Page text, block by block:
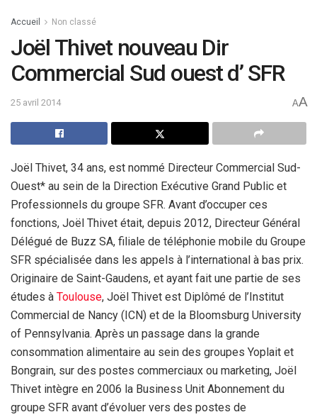
Accueil Non classé
Joël Thivet nouveau Dir
Commercial Sud ouest d’ SFR
25 avril 2014 AA
Joël Thivet, 34 ans, est nommé Directeur Commercial Sud-
Ouest* au sein de la Direction Exécutive Grand Public et
Professionnels du groupe SFR. Avant d’occuper ces
fonctions, Joël Thivet était, depuis 2012, Directeur Général
Délégué de Buzz SA, filiale de téléphonie mobile du Groupe
SFR spécialisée dans les appels à l’international à bas prix.
Originaire de Saint-Gaudens, et ayant fait une partie de ses
études à Toulouse, Joël Thivet est Diplômé de l’Institut
Commercial de Nancy (ICN) et de la Bloomsburg University
of Pennsylvania. Après un passage dans la grande
consommation alimentaire au sein des groupes Yoplait et
Bongrain, sur des postes commerciaux ou marketing, Joël
Thivet intègre en 2006 la Business Unit Abonnement du
groupe SFR avant d’évoluer vers des postes de